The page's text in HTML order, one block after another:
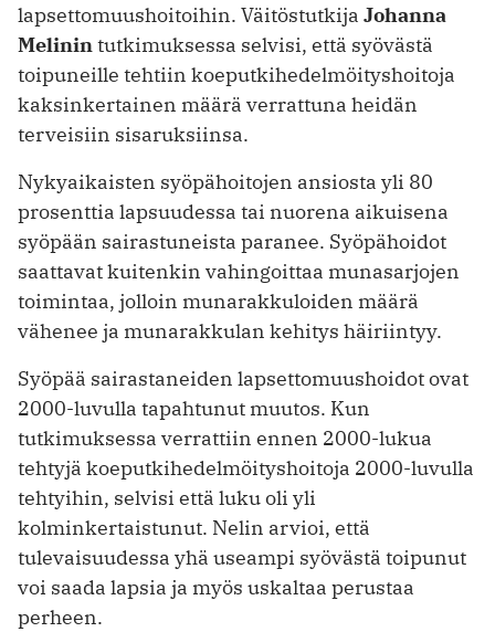
lapsettomuushoitoihin. Väitöstutkija Johanna
Melinintutkimuksessa selvisi, että syövästä
toipuneille tehtiin koeputkihedelmöityshoitoja
kaksinkertainen määrä verrattuna heidän
terveisiin sisaruksiinsa.
Nykyaikaisten syöpähoitojen ansiosta yli 80
prosenttia lapsuudessa tai nuorena aikuisena
syöpään sairastuneista paranee. Syöpähoidot
saattavat kuitenkin vahingoittaa munasarjojen
toimintaa, jolloin munarakkuloiden määrä
vähenee ja munarakkulan kehitys häiriintyy.
Syöpää sairastaneiden lapsettomuushoidot ovat
2000-luvulla tapahtunut muutos. Kun
tutkimuksessa verrattiin ennen 2000-lukua
tehtyjä koeputkihedelmöityshoitoja 2000-luvulla
tehtyihin, selvisi että luku oli yli
kolminkertaistunut. Nelin arvioi, että
tulevaisuudessa yhä useampi syövästä toipunut
voi saada lapsia ja myös uskaltaa perustaa
perheen.